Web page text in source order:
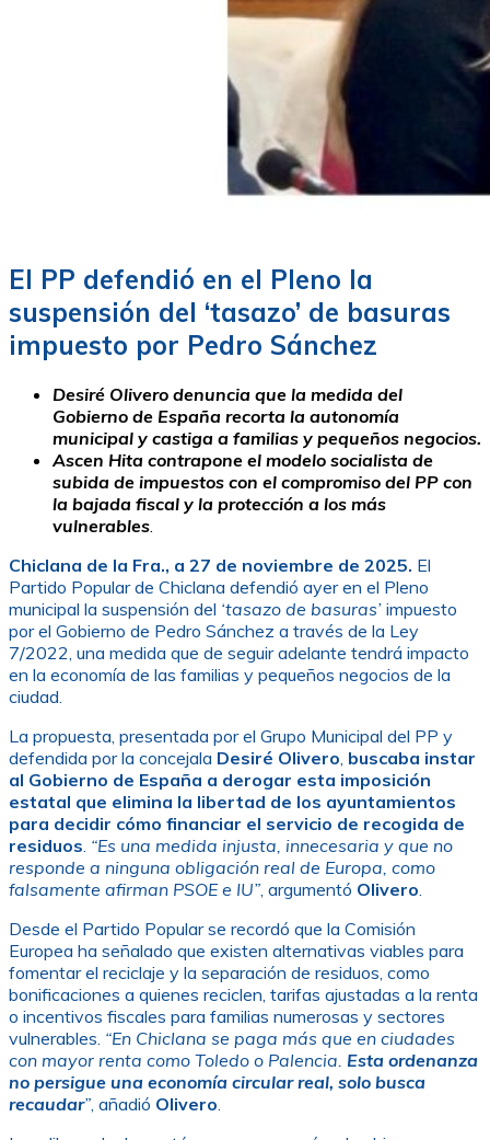
El PP defendió en el Pleno la
suspensión del ‘tasazo’ de basuras
impuesto por Pedro Sánchez
Desiré Olivero denuncia que la medida del
Gobierno de España recorta la autonomía
municipal y castiga a familias y pequeños negocios.
Ascen Hita contrapone el modelo socialista de
subida de impuestos con el compromiso del PP con
la bajada fiscal y la protección a los más
vulnerables
Chiclana de la Fra., a 27 de noviembre de 2025. El
Partido Popular de Chiclana defendió ayer en el Pleno
municipal la suspensión del ‘tasazo de basuras’ impuesto
por el Gobierno de Pedro Sánchez a través de la Ley
7/2022, una medida que de seguir adelante tendrá impacto
en la economía de las familias y pequeños negocios de la
ciudad.
La propuesta, presentada por el Grupo Municipal del PP y
defendida por la concejala Desiré Olivero buscaba instar
al Gobierno de España a derogar esta imposición
estatal que elimina la libertad de los ayuntamientos
para decidir cómo financiar el servicio de recogida de
residuos “Es una medida injusta, innecesaria y que no
responde a ninguna obligación real de Europa, como
falsamente afirman PSOE e IU” , argumentó Olivero
Desde el Partido Popular se recordó que la Comisión
Europea ha señalado que existen alternativas viables para
fomentar el reciclaje y la separación de residuos, como
bonificaciones a quienes reciclen, tarifas ajustadas a la renta
o incentivos fiscales para familias numerosas y sectores
vulnerables. “En Chiclana se paga más que en ciudades
con mayor renta como Toledo o Palencia. Esta ordenanza
no persigue una economía circular real, solo busca
recaudar” , añadió Olivero